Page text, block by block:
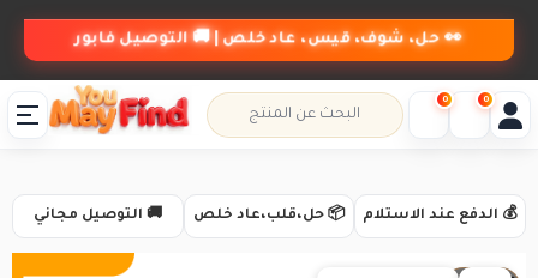
👀 حل، شوف، قيس، عاد خلص | 🚚 التوصيل فابور
🚚 التوصيل مجاني 📦 حل،قلب،عاد خلص 💰 الدفع عند الاستلام
0 0